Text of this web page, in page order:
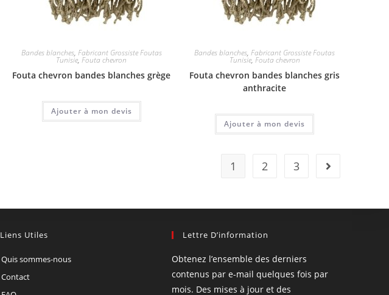
Bandes blanches, Fabricant Grossiste Foutas
Tunisie,Fouta chevron
Fouta chevron bandes blanches grège
Ajouter à mon devis
Bandes blanches,Fabricant Grossiste Foutas
Tunisie, Fouta chevron
Fouta chevron bandes blanches gris
anthracite
Ajouter à mon devis
1 2 3
Liens Utiles
Quis sommes-nous
Contact
Lettre D’information
Obtenez l’ensemble des derniers
contenus par e-mail quelques fois par
mois. Des mises à jour et des